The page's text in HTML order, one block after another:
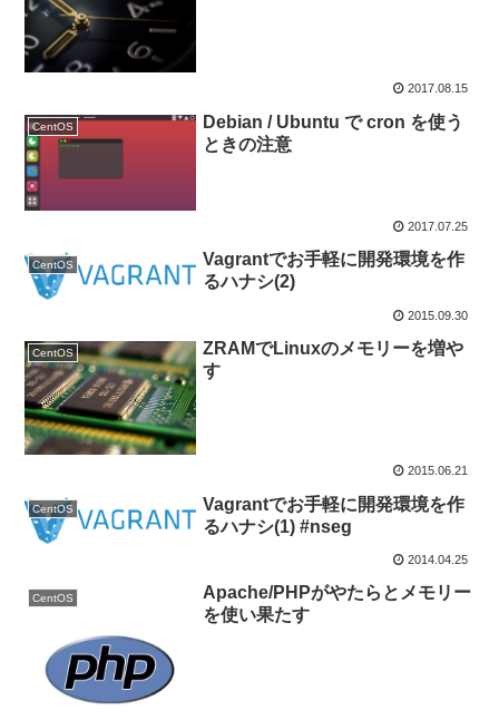
2017.08.15
CentOS
Debian / Ubuntu で cron を使う
ときの注意
2017.07.25
CentOS
Vagrantでお手軽に開発環境を作
るハナシ(2)
2015.09.30
CentOS
ZRAMでLinuxのメモリーを増や
す
2015.06.21
CentOS
Vagrantでお手軽に開発環境を作
るハナシ(1) #nseg
2014.04.25
CentOS
Apache/PHPがやたらとメモリー
を使い果たす